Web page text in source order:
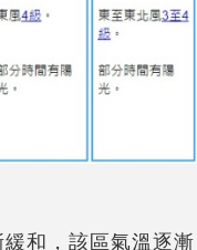
和，該區氣溫逐漸